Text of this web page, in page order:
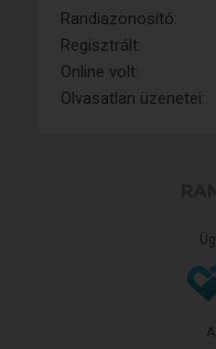
Randiazonosító:
Regisztrált:
Online volt:
Olvasatlan üzenetei: